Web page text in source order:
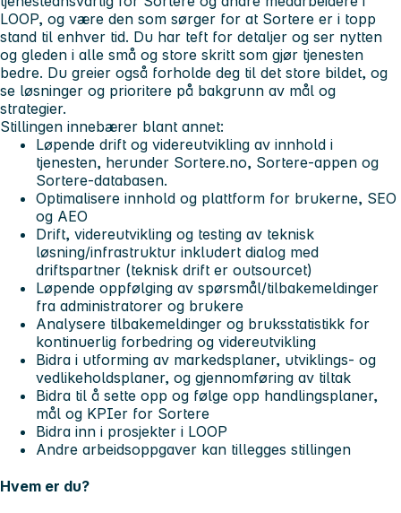
LOOP, og være den som sørger for at Sortere er i topp
stand til enhver tid. Du har teft for detaljer og ser nytten
og gleden i alle små og store skritt som gjør tjenesten
bedre. Du greier også forholde deg til det store bildet, og
se løsninger og prioritere på bakgrunn av mål og
strategier.
Stillingen innebærer blant annet:
Løpende drift og videreutvikling av innhold i
tjenesten, herunder Sortere.no, Sortere-appen og
Sortere-databasen.
Optimalisere innhold og plattform for brukerne, SEO
og AEO
Drift, videreutvikling og testing av teknisk
løsning/infrastruktur inkludert dialog med
driftspartner (teknisk drift er outsourcet)
Løpende oppfølging av spørsmål/tilbakemeldinger
fra administratorer og brukere
Analysere tilbakemeldinger og bruksstatistikk for
kontinuerlig forbedring og videreutvikling
Bidra i utforming av markedsplaner, utviklings- og
vedlikeholdsplaner, og gjennomføring av tiltak
Bidra til å sette opp og følge opp handlingsplaner,
mål og KPIer for Sortere
Bidra inn i prosjekter i LOOP
Andre arbeidsoppgaver kan tillegges stillingen
Hvem er du?